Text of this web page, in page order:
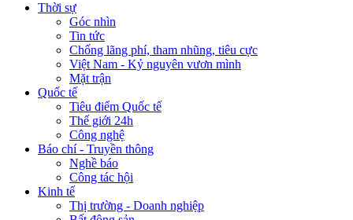
Thời sự
Góc nhìn
Tin tức
Chống lãng phí, tham nhũng, tiêu cực
Việt Nam - Kỷ nguyên vươn mình
Mặt trận
Quốc tế
Tiêu điểm Quốc tế
Thế giới 24h
Công nghệ
Báo chí - Truyền thông
Nghề báo
Công tác hội
Kinh tế
Thị trường - Doanh nghiệp